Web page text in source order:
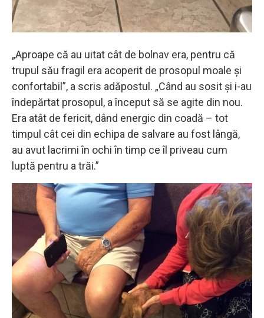
„Aproape că au uitat cât de bolnav era, pentru că
trupul său fragil era acoperit de prosopul moale și
confortabil”, a scris adăpostul. „Când au sosit și i-au
îndepărtat prosopul, a început să se agite din nou.
Era atât de fericit, dând energic din coadă – tot
timpul cât cei din echipa de salvare au fost lângă,
au avut lacrimi în ochi în timp ce îl priveau cum
luptă pentru a trăi.”